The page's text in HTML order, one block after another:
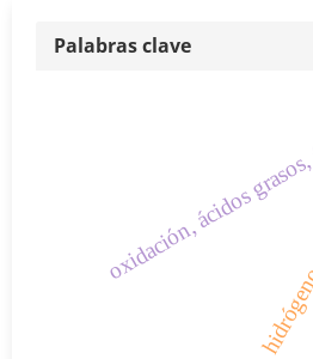
Palabras clave
oxidación, ácidos